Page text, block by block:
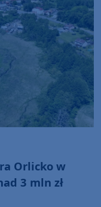
Orlicko w
3 mln zł